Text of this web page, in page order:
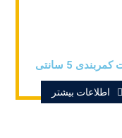
5 سانتی
اطلاعات بیشتر